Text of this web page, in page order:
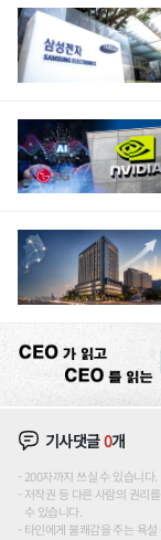
기사댓글0개
200자까지 쓰실 수 있습니
저작권 등 다른 사람의 권리
수 있습니다.
타인에게 불쾌감을 주는 욕